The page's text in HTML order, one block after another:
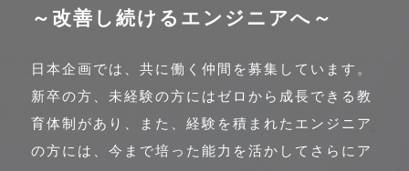
～改善し続けるエンジニアへ～
日本企画では、共に働く仲間を募集しています。
新卒の方、未経験の方にはゼロから成長できる教
育体制があり、また、経験を積まれたエンジニア
の方には、今まで培った能力を活かしてさらにア